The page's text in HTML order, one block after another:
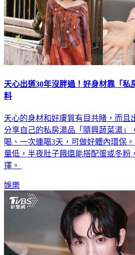
天心出道30年沒胖過！好身材靠「
料
天心的身材和好膚質有目共睹，而且
分享自己的私房湯品「隨興蔬菜湯」
喝、一次連喝3天，可做好體內環保
量低，半夜肚子餓還能搭配蛋或冬粉
擇。
娛樂